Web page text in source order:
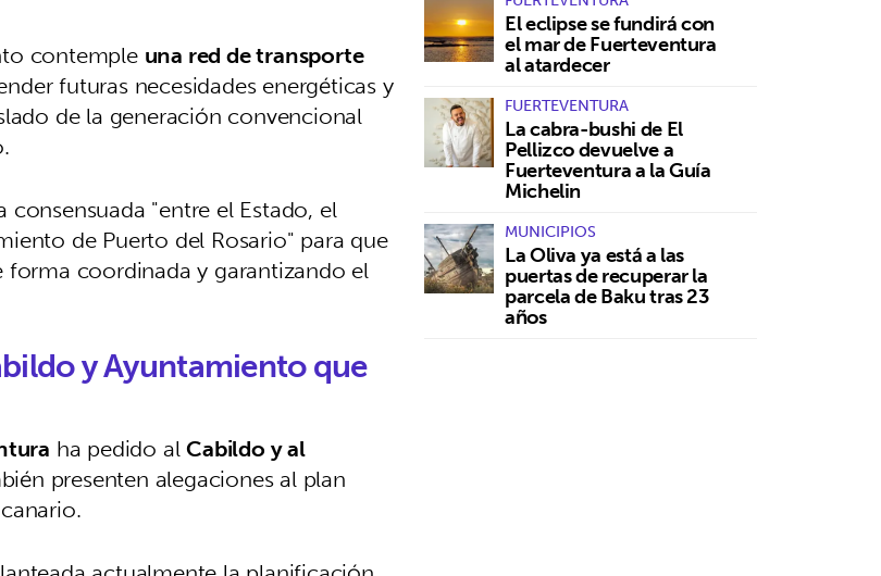
contemple una red de transporte
futuras necesidades energéticas y
de la generación convencional
"entre el Estado, el
de Puerto del Rosario" para que
coordinada y garantizando el
y Ayuntamiento que
ha pedido alCabildo y al
presenten alegaciones al plan
El eclipse se fundirá con
el mar de Fuerteventura
al atardecer
FUERTEVENTURA
La cabra-bushi de El
Pellizco devuelve a
Fuerteventura a la Guía
Michelin
MUNICIPIOS
La Oliva ya está a las
puertas de recuperar la
parcela de Baku tras 23
años